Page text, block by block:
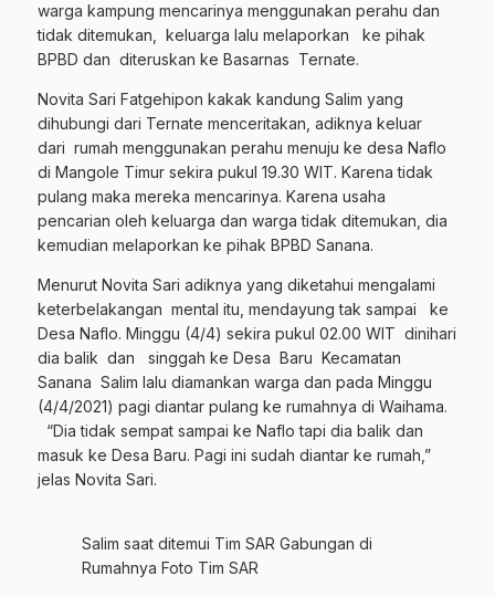
warga kampung mencarinya menggunakan perahu dan
tidak ditemukan, keluarga lalu melaporkan ke pihak
BPBD dan diteruskan ke Basarnas Ternate.
Novita Sari Fatgehipon kakak kandung Salim yang
dihubungi dari Ternate menceritakan, adiknya keluar
dari rumah menggunakan perahu menuju ke desa Naflo
di Mangole Timur sekira pukul 19.30 WIT. Karena tidak
pulang maka mereka mencarinya. Karena usaha
pencarian oleh keluarga dan warga tidak ditemukan, dia
kemudian melaporkan ke pihak BPBD Sanana.
Menurut Novita Sari adiknya yang diketahui mengalami
keterbelakangan mental itu, mendayung tak sampai ke
Desa Naflo. Minggu (4/4) sekira pukul 02.00 WIT dinihari
dia balik dan singgah ke Desa Baru Kecamatan
Sanana Salim lalu diamankan warga dan pada Minggu
(4/4/2021) pagi diantar pulang ke rumahnya di Waihama.
“Dia tidak sempat sampai ke Naflo tapi dia balik dan
masuk ke Desa Baru. Pagi ini sudah diantar ke rumah,”
jelas Novita Sari.
Salim saat ditemui Tim SAR Gabungan di
Rumahnya Foto Tim SAR